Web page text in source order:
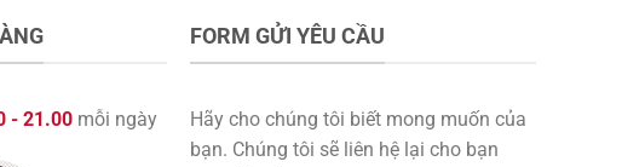
- 21.00mỗi ngày
FORM GỬI YÊU CẦU
Hãy cho chúng tôi biết mong muốn của
bạn. Chúng tôi sẽ liên hệ lại cho bạn